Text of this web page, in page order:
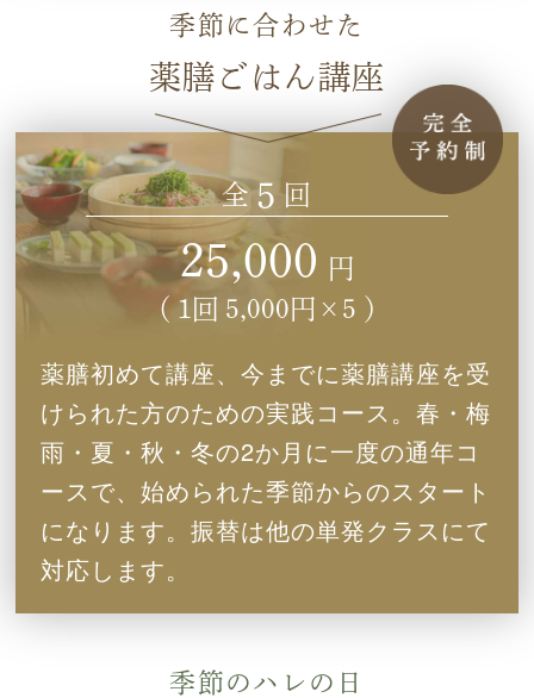
10:00-13:30季節に合わせた
薬膳ごはん講座
全 5 回
25,000
円
（ 1回 5,000円×5 ）
薬膳初めて講座、今までに薬膳講座を受
けられた方のための実践コース。春・梅
雨・夏・秋・冬の2か月に一度の通年コ
ースで、始められた季節からのスタート
になります。振替は他の単発クラスにて
対応します。
季節のハレの日